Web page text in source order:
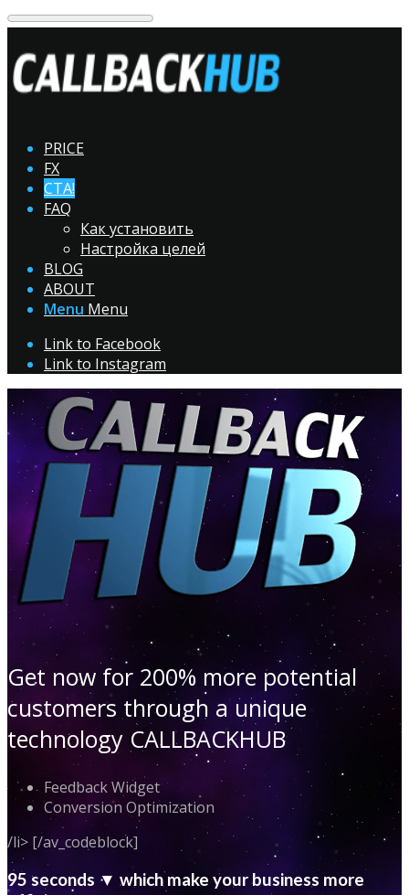
PRICE
FX
CTA!
FAQ
Как установить
Настройка целей
BLOG
ABOUT
Menu Menu
Link to Facebook
Link to Instagram
Get now for 200% more potential
customers through a unique
technology CALLBACKHUB
Feedback Widget
Conversion Optimization
/li> [/av_codeblock]
95 seconds ▼ which make your business more